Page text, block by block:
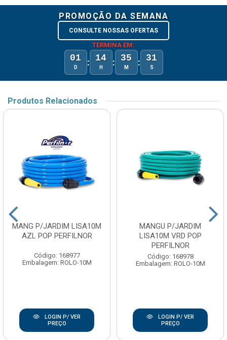
PROMOÇÃO DA SEMANA
CONSULTE NOSSAS OFERTAS
TERMINA EM:
01
D : 14
H : 35
M : 31
S
Produtos Relacionados
MANG P/JARDIM LISA10M
AZL POP PERFILNOR
Código: 168977
Embalagem: ROLO-10M
LOGIN P/ VER
PREÇO
MANGU P/JARDIM
LISA10M VRD POP
PERFILNOR
Código: 168978
Embalagem: ROLO-10M
LOGIN P/ VER
PREÇO